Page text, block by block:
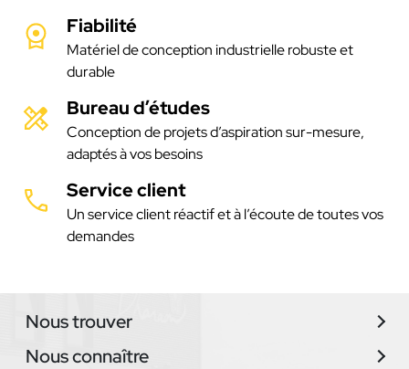
Fiabilité
Matériel de conception industrielle robuste et
durable
Bureau d’études
Conception de projets d’aspiration sur-mesure,
adaptés à vos besoins
Service client
Un service client réactif et à l’écoute de toutes vos
demandes
Nous trouver
Nous connaître